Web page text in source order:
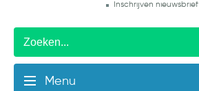
Inschrijven nieuwsbrief
Menu